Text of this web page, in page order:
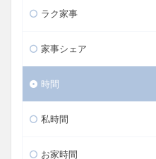
ラク家事
家事シェア
時間
私時間
お家時間